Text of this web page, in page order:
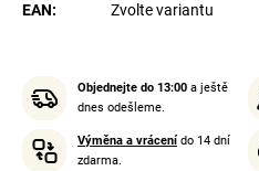
EAN: Zvolte variantu
Objednejte do 13:00 a ještě
dnes odešleme.
Výměna a vrácenído 14 dní
zdarma.